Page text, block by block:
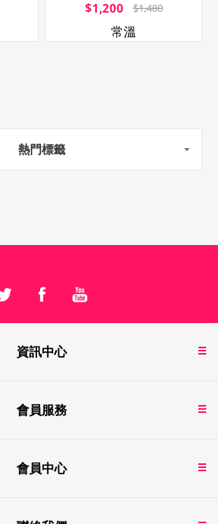
$1,200 $1,480
常溫
熱門標籤
資訊中心
會員服務
會員中心